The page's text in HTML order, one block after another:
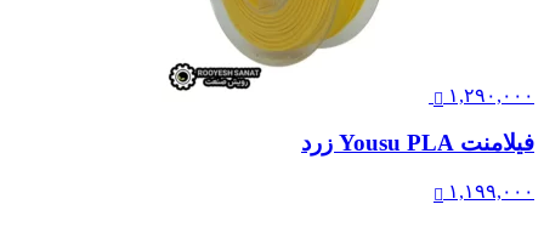
۱,۲۹۰,۰۰۰
فیلامنت Yousu PLA زرد
۱,۱۹۹,۰۰۰